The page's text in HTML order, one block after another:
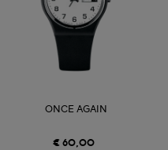
ONCE AGAIN
€ 60,00